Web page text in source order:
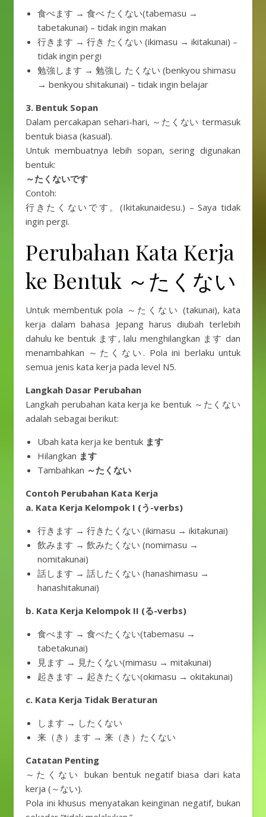
食べます → 食べ たくない(tabemasu →
tabetakunai) – tidak ingin makan
行きます → 行き たくない (ikimasu → ikitakunai) –
tidak ingin pergi
勉強します → 勉強し たくない (benkyou shimasu
→ benkyou shitakunai) – tidak ingin belajar
3. Bentuk Sopan
Dalam percakapan sehari-hari, ～たくない termasuk
bentuk biasa (kasual).
Untuk membuatnya lebih sopan, sering digunakan
bentuk:
～たくないです
Contoh:
行きたくないです。(Ikitakunaidesu.) – Saya tidak
ingin pergi.
Perubahan Kata Kerja
ke Bentuk ～たくない
Untuk membentuk pola ～たくない (takunai), kata
kerja dalam bahasa Jepang harus diubah terlebih
dahulu ke bentuk ます, lalu menghilangkan ます dan
menambahkan ～たくない. Pola ini berlaku untuk
semua jenis kata kerja pada level N5.
Langkah Dasar Perubahan
Langkah perubahan kata kerja ke bentuk ～たくない
adalah sebagai berikut:
Ubah kata kerja ke bentuk ます
Hilangkan ます
Tambahkan ～たくない
Contoh Perubahan Kata Kerja
a. Kata Kerja Kelompok I (う-verbs)
行きます → 行きたくない (ikimasu → ikitakunai)
飲みます → 飲みたくない (nomimasu →
nomitakunai)
話します → 話したくない (hanashimasu →
hanashitakunai)
b. Kata Kerja Kelompok II (る-verbs)
食べます → 食べたくない(tabemasu →
tabetakunai)
見ます → 見たくない(mimasu → mitakunai)
起きます → 起きたくない(okimasu → okitakunai)
c. Kata Kerja Tidak Beraturan
します → したくない
来（き）ます → 来（き）たくない
Catatan Penting
～たくない bukan bentuk negatif biasa dari kata
kerja (～ない).
Pola ini khusus menyatakan keinginan negatif, bukan